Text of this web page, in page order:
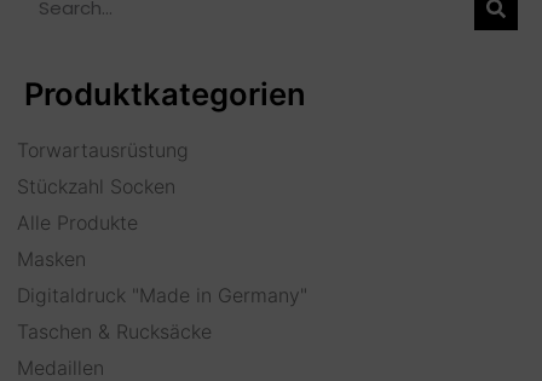
Produktkategorien
Torwartausrüstung
Stückzahl Socken
Alle Produkte
Masken
Digitaldruck "Made in Germany"
Taschen & Rucksäcke
Medaillen